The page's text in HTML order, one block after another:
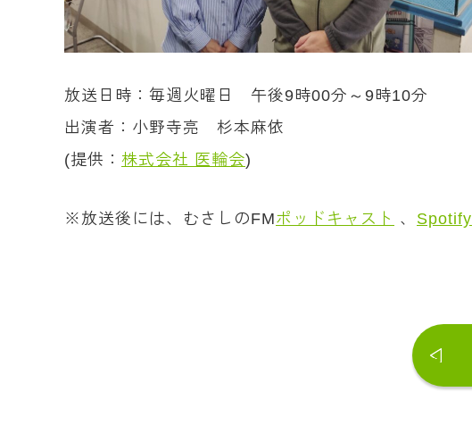
放送日時：毎週火曜日 午後9時00分～9時10分
出演者：小野寺亮 杉本麻依
(提供： 株式会社 医輪会)
※放送後には、むさしのFMポッドキャスト 、 Spotify